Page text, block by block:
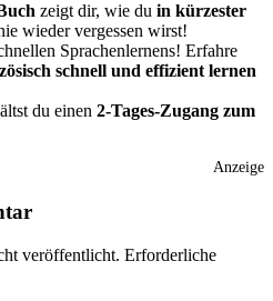
zeigt dir, wie du in kürzester
wieder vergessen wirst!
Sprachenlernens! Erfahre
schnell und effizient lernen
du einen 2-Tages-Zugang zum
Anzeige
veröffentlicht. Erforderliche